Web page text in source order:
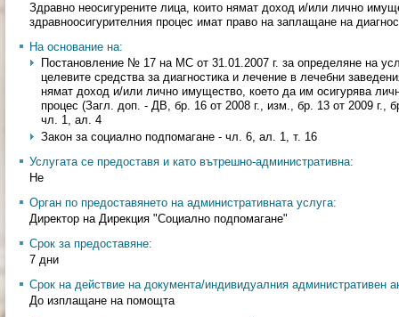
Здравно неосигурените лица, които нямат доход и/или лично
здравноосигурителния процес имат право на заплащане на
На основание на:
Постановление № 17 на МС от 31.01.2007 г. за определяне на
целевите средства за диагностика и лечение в лечебни
нямат доход и/или лично имущество, което да им осигурява
процес (Загл. доп. - ДВ, бр. 16 от 2008 г., изм., бр. 13 от 2009 г.,
чл. 1, ал. 4
Закон за социално подпомагане - чл. 6, ал. 1, т. 16
Услугата се предоставя и като вътрешно-административна:
Не
Орган по предоставянето на административната услуга:
Директор на Дирекция "Социално подпомагане"
Срок за предоставяне:
7 дни
Срок на действие на документа/индивидуалния административен
До изплащане на помощта